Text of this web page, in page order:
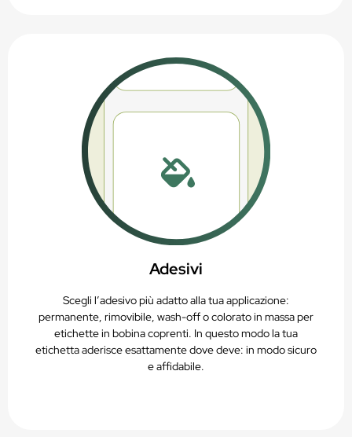
Adesivi
Scegli l’adesivo più adatto alla tua applicazione:
permanente, rimovibile, wash-off o colorato in massa per
etichette in bobina coprenti. In questo modo la tua
etichetta aderisce esattamente dove deve: in modo sicuro
e affidabile.